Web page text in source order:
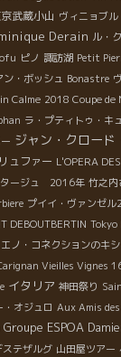
武蔵小山 ヴィニョブ
Derain ル・
ピノ 諏訪湖 Petit
ン・ボッシュ Bonastre
Calme 2018 Coupe de
ラ・プティトゥ・キ
ジャン・クロード
ュファー L'OPERA
タージュ 2016年 竹之内
プイイ・ヴァンゼ
DEBOUTBERTIN
エノ・コネクションのキ
Vieilles Vignes
イタリア 神田祭り
オジュロ Aux Amis
Groupe ESPOA
テザルグ 山田屋ツアー